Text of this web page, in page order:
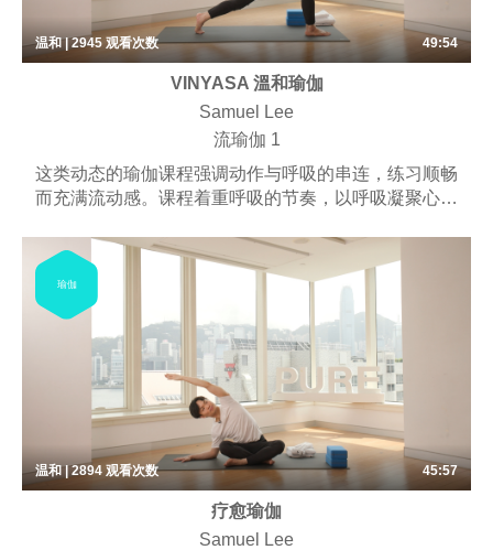
温和 | 2945 观看次数 49:54
VINYASA 溫和瑜伽
Samuel Lee
流瑜伽 1
这类动态的瑜伽课程强调动作与呼吸的串连，练习顺畅
而充满流动感。课程着重呼吸的节奏，以呼吸凝聚心智
些呼吸练习、梵唱，以及冥想。 适合所有想要和缓运
动、适度伸展的练习者。这堂课程以伸展为主轴，有助
瑜伽
温和 | 2894 观看次数 45:57
疗愈瑜伽
Samuel Lee